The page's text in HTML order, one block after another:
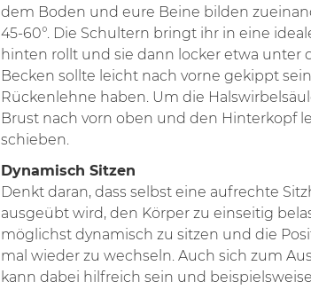
dem Boden und eure Beine bilden
45-60°. Die Schultern bringt ihr in eine
hinten rollt und sie dann locker etwa unter
Becken sollte leicht nach vorne gekippt
Rückenlehne haben. Um die
Brust nach vorn oben und den Hinterkopf
schieben.
Dynamisch Sitzen
Denkt daran, dass selbst eine aufrechte
ausgeübt wird, den Körper zu einseitig
möglichst dynamisch zu sitzen und die
mal wieder zu wechseln. Auch sich zum
kann dabei hilfreich sein und